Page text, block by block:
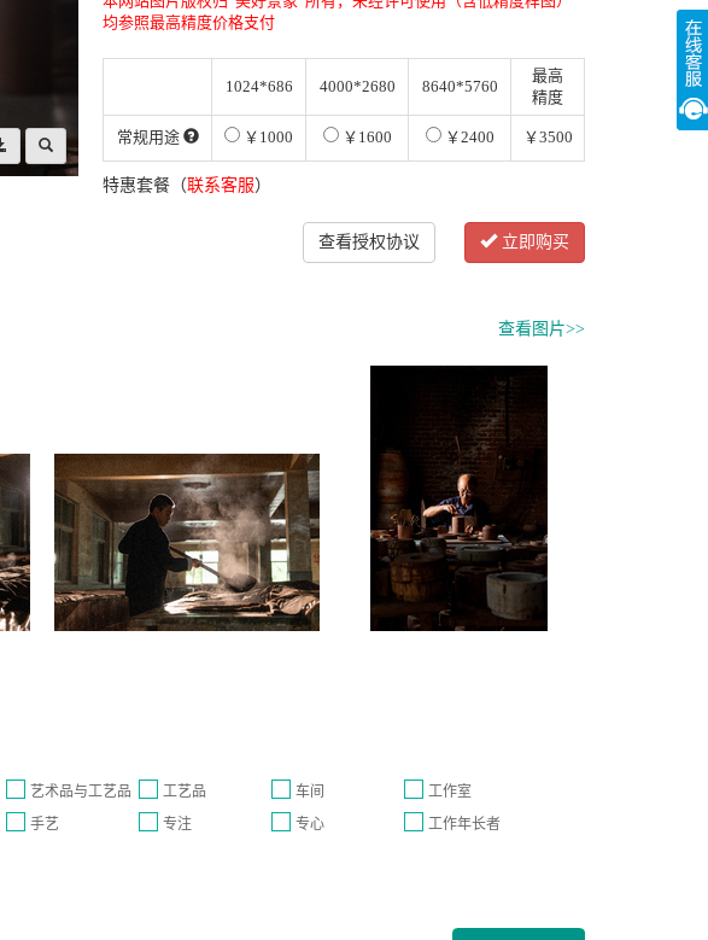
均参照最高精度价格支付
1024*686 4000*2680 8640*5760
最高
精度
常规用途 ￥1000 ￥1600 ￥2400 ￥3500
特惠套餐（联系客服）
查看授权协议 立即购买
查看图片>>
艺术品与工艺品 工艺品 车间
工作室
手艺 专注 专心
工作年长者